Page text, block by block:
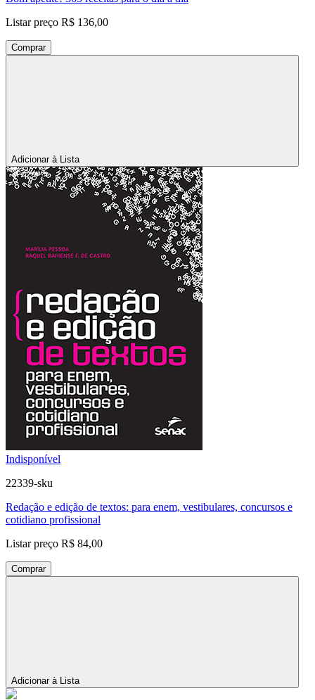
Listar preço R$ 136,00
Comprar
Adicionar à Lista
Indisponível
22339-sku
Redação e edição de textos: para enem, vestibulares, concursos e
cotidiano profissional
Listar preço R$ 84,00
Comprar
Adicionar à Lista